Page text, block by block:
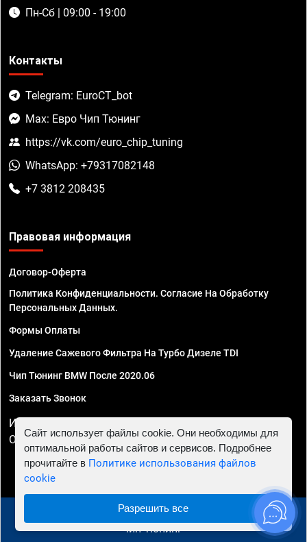
Пн-Сб | 09:00 - 19:00
Контакты
Telegram: EuroCT_bot
Max: Евро Чип Тюнинг
https://vk.com/euro_chip_tuning
WhatsApp: +79317082148
+7 3812 208435
Правовая информация
Договор-Оферта
Политика Конфиденциальности. Согласие На Обработку
Персональных Данных.
Формы Оплаты
Удаление Сажевого Фильтра На Турбо Дизеле TDI
Чип Тюнинг BMW После 2020.06
Заказать Звонок
ИП Смирнов Георгий Павлович. ИНН 781302555843,
ОГРНИП 324470400032610
© 2010 - 2026 Чип тюнинг в Омске - Автосервис "Евро
Чип Тюнинг"
Сайт использует файлы cookie. Они необходимы для
оптимальной работы сайтов и сервисов. Подробнее
прочитайте в Политике использования файлов
cookie
Разрешить все